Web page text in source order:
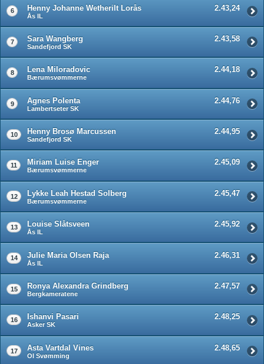
6 Henny Johanne Wetherilt Lorås
Ås IL
2.43,24
7 Sara Wangberg
Sandefjord SK
2.43,58
8 Lena Miloradovic
Bærumsvømmerne
2.44,18
9 Agnes Polenta
Lambertseter SK
2.44,76
10 Henny Brosø Marcussen
Sandefjord SK
2.44,95
11 Miriam Luise Enger
Bærumsvømmerne
2.45,09
12 Lykke Leah Hestad Solberg
Bærumsvømmerne
2.45,47
13 Louise Slåtsveen
Ås IL
2.45,92
14 Julie Maria Olsen Raja
Ås IL
2.46,31
15 Ronya Alexandra Grindberg
Bergkameratene
2.47,57
16 Ishanvi Pasari
Asker SK
2.48,25
17 Asta Vartdal Vines
OI Svømming
2.48,65